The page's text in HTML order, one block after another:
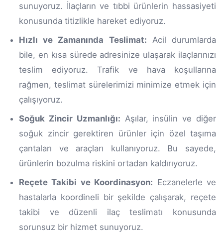
sunuyoruz. İlaçların ve tıbbi ürünlerin hassasiyeti
konusunda titizlikle hareket ediyoruz.
Hızlı ve Zamanında Teslimat: Acil durumlarda
bile, en kısa sürede adresinize ulaşarak ilaçlarınızı
teslim ediyoruz. Trafik ve hava koşullarına
rağmen, teslimat sürelerimizi minimize etmek için
çalışıyoruz.
Soğuk Zincir Uzmanlığı: Aşılar, insülin ve diğer
soğuk zincir gerektiren ürünler için özel taşıma
çantaları ve araçları kullanıyoruz. Bu sayede,
ürünlerin bozulma riskini ortadan kaldırıyoruz.
Reçete Takibi ve Koordinasyon: Eczanelerle ve
hastalarla koordineli bir şekilde çalışarak, reçete
takibi ve düzenli ilaç teslimatı konusunda
sorunsuz bir hizmet sunuyoruz.